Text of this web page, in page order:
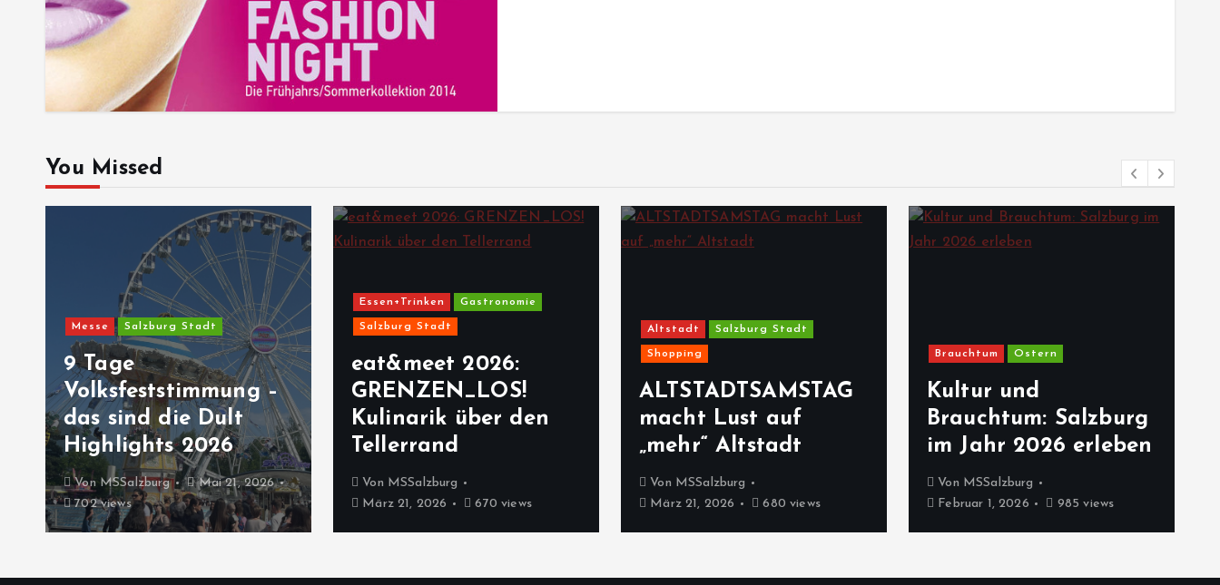
You Missed
Messe Salzburg Stadt
9 Tage
Volksfeststimmung –
das sind die Dult
Highlights 2026
Von MSSalzburg
Mai 21, 2026
702 views
Essen+Trinken Gastronomie
Salzburg Stadt
eat&meet 2026:
GRENZEN_LOS!
Kulinarik über den
Tellerrand
Von MSSalzburg
März 21, 2026
670 views
Altstadt Salzburg Stadt
Shopping
ALTSTADTSAMSTAG
macht Lust auf
„mehr“ Altstadt
Von MSSalzburg
März 21, 2026
680 views
Brauchtum Ostern
Kultur und
Brauchtum: Salzburg
im Jahr 2026 erleben
Von MSSalzburg
Februar 1, 2026
985 views